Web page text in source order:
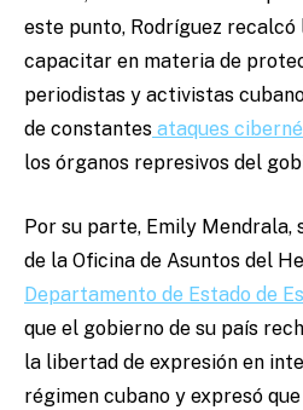
este punto, Rodríguez
capacitar en materia de
periodistas y activistas
de constantes ataques
los órganos represivos del
Por su parte, Emily
de la Oficina de Asuntos del
Departamento de Estado de
que el gobierno de su país
la libertad de expresión en
régimen cubano y expresó